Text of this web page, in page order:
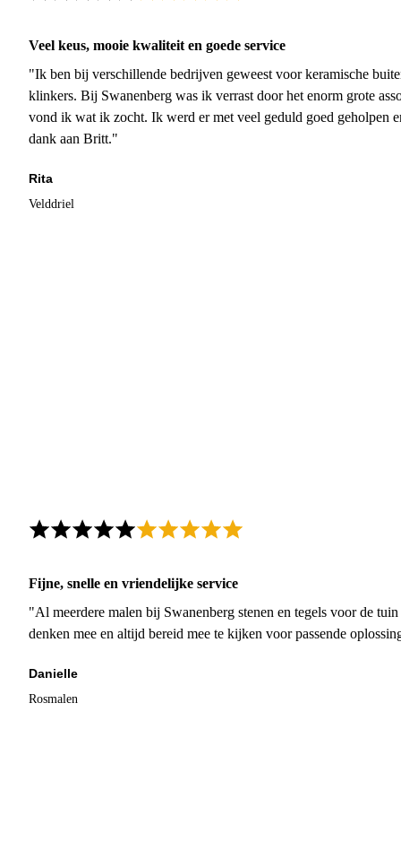
Veel keus, mooie kwaliteit en goede service
"Ik ben bij verschillende bedrijven geweest voor keramische
klinkers. Bij Swanenberg was ik verrast door het enorm grote
vond ik wat ik zocht. Ik werd er met veel geduld goed geholpen
dank aan Britt."
Rita
Velddriel
Fijne, snelle en vriendelijke service
"Al meerdere malen bij Swanenberg stenen en tegels voor de
denken mee en altijd bereid mee te kijken voor passende
Danielle
Rosmalen